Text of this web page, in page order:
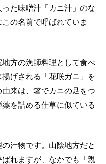
った味噌汁「カニ汁」のな
の名前で呼ばれていま
地方の漁師料理として食べ
げされる「花咲ガニ」を
来は、箸でカニの足をつ
を詰める仕草に似ている
汁物です。山陰地方だと
れますが、なかでも「親